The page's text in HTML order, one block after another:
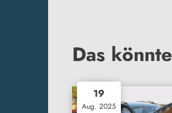
Das
19
Aug. 2025